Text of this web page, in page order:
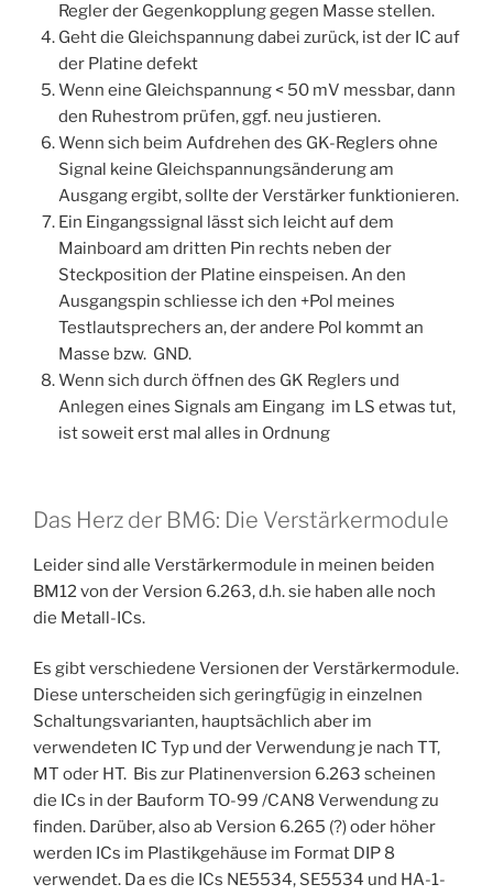
Regler der Gegenkopplung gegen Masse stellen.
Geht die Gleichspannung dabei zurück, ist der IC auf
der Platine defekt
Wenn eine Gleichspannung < 50 mV messbar, dann
den Ruhestrom prüfen, ggf. neu justieren.
Wenn sich beim Aufdrehen des GK-Reglers ohne
Signal keine Gleichspannungsänderung am
Ausgang ergibt, sollte der Verstärker funktionieren.
Ein Eingangssignal lässt sich leicht auf dem
Mainboard am dritten Pin rechts neben der
Steckposition der Platine einspeisen. An den
Ausgangspin schliesse ich den +Pol meines
Testlautsprechers an, der andere Pol kommt an
Masse bzw. GND.
Wenn sich durch öffnen des GK Reglers und
Anlegen eines Signals am Eingang im LS etwas tut,
ist soweit erst mal alles in Ordnung
Das Herz der BM6: Die Verstärkermodule
Leider sind alle Verstärkermodule in meinen beiden
BM12 von der Version 6.263, d.h. sie haben alle noch
die Metall-ICs.
Es gibt verschiedene Versionen der Verstärkermodule.
Diese unterscheiden sich geringfügig in einzelnen
Schaltungsvarianten, hauptsächlich aber im
verwendeten IC Typ und der Verwendung je nach TT,
MT oder HT. Bis zur Platinenversion 6.263 scheinen
die ICs in der Bauform TO-99 /CAN8 Verwendung zu
finden. Darüber, also ab Version 6.265 (?) oder höher
werden ICs im Plastikgehäuse im Format DIP 8
verwendet. Da es die ICs NE5534, SE5534 und HA-1-